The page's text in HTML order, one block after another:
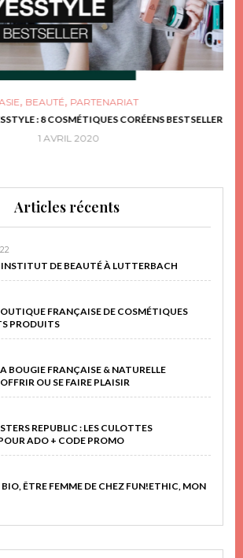
, BEAUTÉ, PARTENARIAT
: 8 COSMÉTIQUES CORÉENS BESTSELLER
1 AVRIL 2020
Articles récents
INSTITUT DE BEAUTÉ À LUTTERBACH
FRANÇAISE DE COSMÉTIQUES
PRODUITS
BOUGIE FRANÇAISE & NATURELLE
OU SE FAIRE PLAISIR
REPUBLIC : LES CULOTTES
ADO + CODE PROMO
ÊTRE FEMME DE CHEZ FUN!ETHIC, MON